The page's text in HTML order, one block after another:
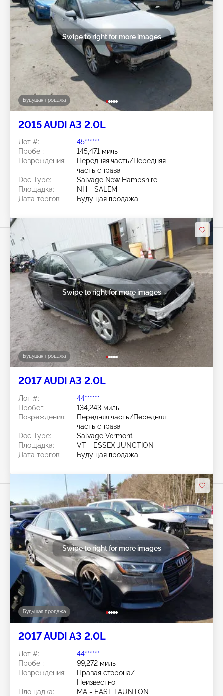
Будущая продажа
Swipe to right for more images
2015 AUDI A3 2.0L
Лот #:
45******
Пробег:
145,471 миль
Повреждения:
Передняя часть/Передняя
часть справа
Doc Type:
Salvage New Hampshire
Площадка:
NH - SALEM
Дата торгов:
Будущая продажа
Будущая продажа
Swipe to right for more images
2017 AUDI A3 2.0L
Лот #:
44******
Пробег:
134,243 миль
Повреждения:
Передняя часть/Передняя
часть справа
Doc Type:
Salvage Vermont
Площадка:
VT - ESSEX JUNCTION
Дата торгов:
Будущая продажа
Будущая продажа
Swipe to right for more images
2017 AUDI A3 2.0L
Лот #:
44******
Пробег:
99,272 миль
Повреждения:
Правая сторона/
Неизвестно
Площадка:
MA - EAST TAUNTON